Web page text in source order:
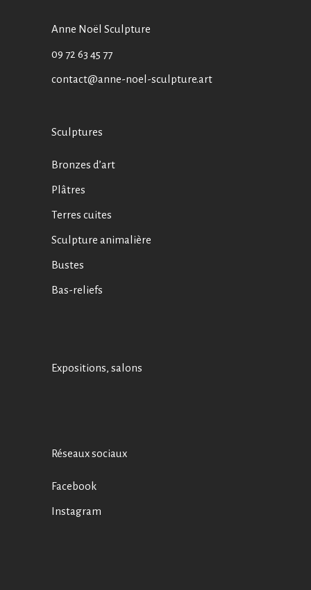
Anne Noël Sculpture
09 72 63 45 77
contact@anne-noel-sculpture.art
Sculptures
Bronzes d’art
Plâtres
Terres cuites
Sculpture animalière
Bustes
Bas-reliefs
Expositions, salons
Réseaux sociaux
Facebook
Instagram